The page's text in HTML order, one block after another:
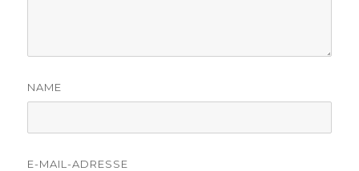
NAME
E-MAIL-ADRESSE